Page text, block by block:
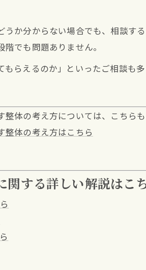
うか分からない場合でも、相談す
でも問題ありません。
もらえるのか」といったご相談も多
体の考え方については、こちらも
整体の考え方はこちら
関する詳しい解説はこ